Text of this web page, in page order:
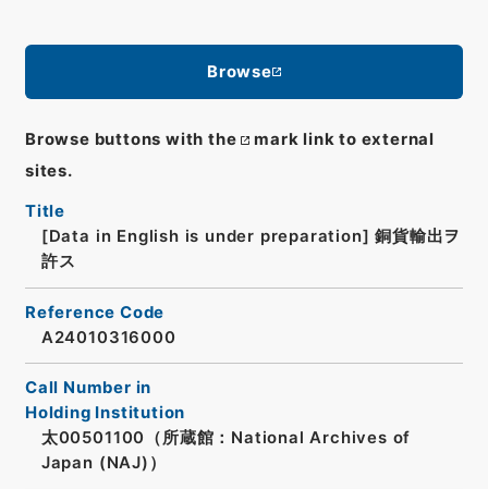
Browse
Browse buttons with the
mark link to external
sites.
Title
[Data in English is under preparation] 銅貨輸出ヲ
許ス
Reference Code
A24010316000
Call Number in
Holding Institution
太00501100（所蔵館：National Archives of
Japan (NAJ)）